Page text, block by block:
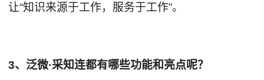
让“知识来源于工作，服务于工作”。
3、泛微·采知连都有哪些功能和亮点呢？